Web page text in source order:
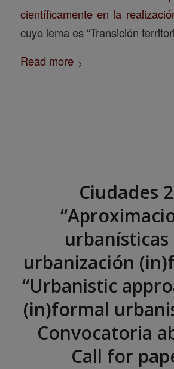
científicamente en la
cuyo lema es “Transición
Read more
Ciudades
urbanísticas
urbanización
“Urbanistic
(in)formal
Convocatoria
Call for